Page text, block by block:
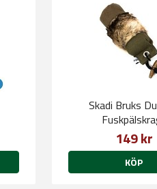
Skadi Bruks
149 kr
KÖP